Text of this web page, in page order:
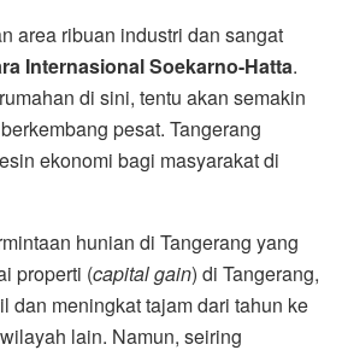
area ribuan industri dan sangat
Internasional Soekarno-Hatta.
di sini, tentu akan semakin
pesat. Tangerang
ekonomi bagi masyarakat di
hunian di Tangerang yang
properti (capital gain) di Tangerang,
dan meningkat tajam dari tahun ke
lain. Namun, seiring